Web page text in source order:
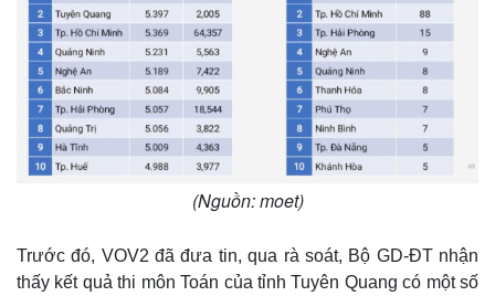
(Nguồn: moet)
Trước đó, VOV2 đã đưa tin, qua rà soát, Bộ GD-ĐT nhận
thấy kết quả thi môn Toán của tỉnh Tuyên Quang có một số